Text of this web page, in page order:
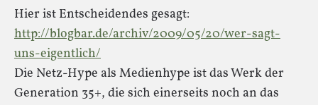
Hier ist Entscheidendes gesagt:
http://blogbar.de/archiv/2009/05/20/wer-sagt-
uns-eigentlich/
Die Netz-Hype als Medienhype ist das Werk der
Generation 35+, die sich einerseits noch an das